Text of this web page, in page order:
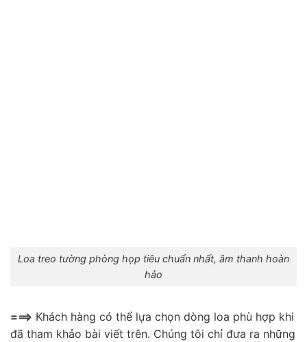
Loa treo tường phòng họp tiêu chuẩn nhất, âm thanh hoàn
hảo
===> Khách hàng có thể lựa chọn dòng loa phù hợp khi
đã tham khảo bài viết trên. Chúng tôi chỉ đưa ra những